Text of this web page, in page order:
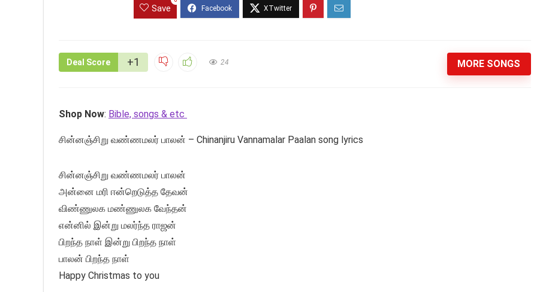
Save
Deal Score +1 24 MORE SONGS
Shop Now: Bible, songs & etc
சின்னஞ்சிறு வண்ணமலர் பாலன் – Chinanjiru Vannamalar Paalan song lyrics
சின்னஞ்சிறு வண்ணமலர் பாலன்
அன்னை மரி ஈன்றெடுத்த தேவன்
விண்ணுலக மண்ணுலக வேந்தன்
என்னில் இன்று மலர்ந்த ராஜன்
பிறந்த நாள் இன்று பிறந்த நாள்
பாலன் பிறந்த நாள்
Happy Christmas to you